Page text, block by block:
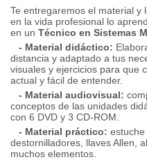
Te entregaremos el material y
en la vida profesional lo
en un Técnico en Sistemas
- Material didáctico:
distancia y adaptado a tus
visuales y ejercicios para que
actual y fácil de entender.
- Material audiovisual:
conceptos de las unidades
con 6 DVD y 3 CD-ROM.
- Material práctico:
destornilladores, llaves Allen,
muchos elementos.